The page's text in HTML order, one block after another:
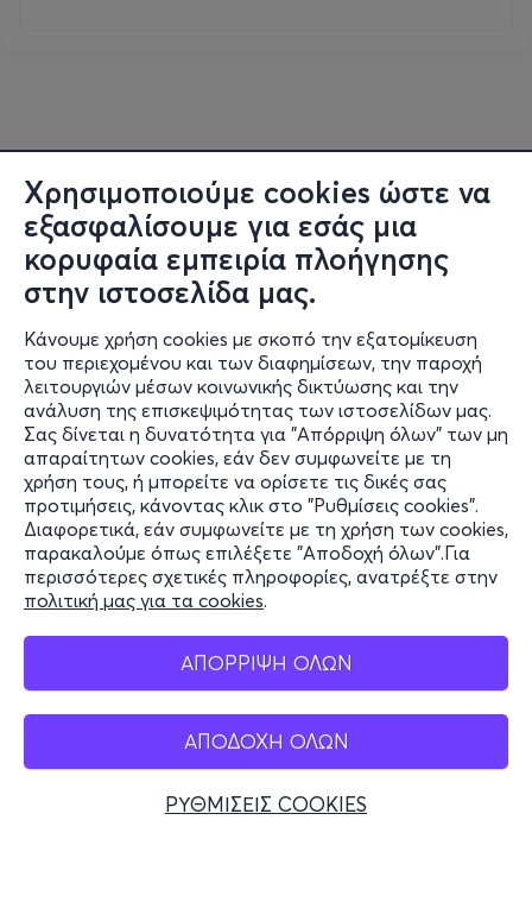
Χρησιμοποιούμε cookies ώστε να
εξασφαλίσουμε για εσάς μια
κορυφαία εμπειρία πλοήγησης
στην ιστοσελίδα μας.
Κάνουμε χρήση cookies με σκοπό την εξατομίκευση
του περιεχομένου και των διαφημίσεων, την παροχή
λειτουργιών μέσων κοινωνικής δικτύωσης και την
ανάλυση της επισκεψιμότητας των ιστοσελίδων μας.
Σας δίνεται η δυνατότητα για "Απόρριψη όλων" των μη
απαραίτητων cookies, εάν δεν συμφωνείτε με τη
χρήση τους, ή μπορείτε να ορίσετε τις δικές σας
προτιμήσεις, κάνοντας κλικ στο "Ρυθμίσεις cookies".
Διαφορετικά, εάν συμφωνείτε με τη χρήση των cookies,
παρακαλούμε όπως επιλέξετε "Αποδοχή όλων".Για
περισσότερες σχετικές πληροφορίες, ανατρέξτε στην
πολιτική μας για τα cookies.
ΑΠΟΡΡΙΨΗ ΟΛΩΝ
ΑΠΟΔΟΧΗ ΟΛΩΝ
ΡΥΘΜΙΣΕΙΣ COOKIES
Πληροφορίες
Υποστήριξη
Stay Connected
Mobile app